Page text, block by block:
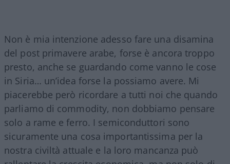
Non è mia intenzione adesso fare una disamina
del post primavere arabe, forse è ancora troppo
presto, anche se guardando come vanno le cose
in Siria… un’idea forse la possiamo avere. Mi
piacerebbe però ricordare a tutti noi che quando
parliamo di commodity, non dobbiamo pensare
solo a rame e ferro. I semiconduttori sono
sicuramente una cosa importantissima per la
nostra civiltà attuale e la loro mancanza può